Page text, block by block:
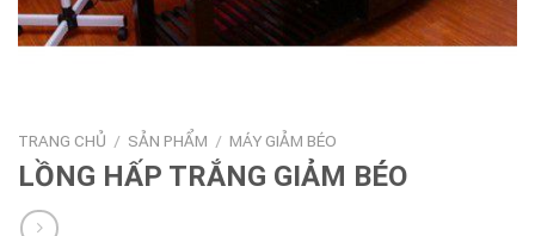
TRANG CHỦ / SẢN PHẨM / MÁY GIẢM BÉO
LỒNG HẤP TRẮNG GIẢM BÉO